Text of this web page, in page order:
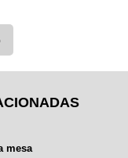
mesa